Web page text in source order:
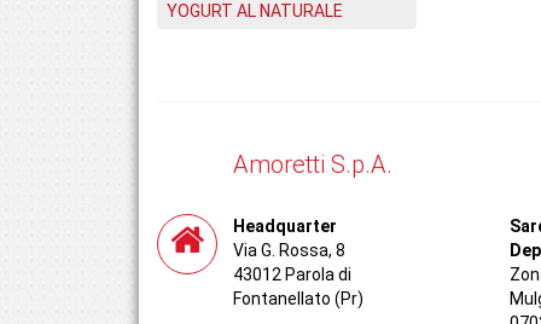
YOGURT AL NATURALE
Amoretti S.p.A.
Headquarter
Via G. Rossa, 8
43012 Parola di
Fontanellato (Pr)